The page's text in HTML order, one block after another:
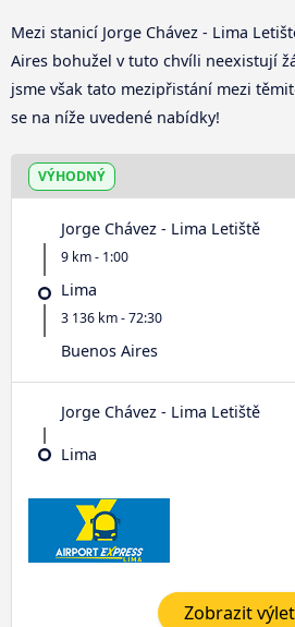
Mezi stanicí Jorge Chávez - Lima
Aires bohužel v tuto chvíli neexistují
jsme však tato mezipřistání mezi
se na níže uvedené nabídky!
VÝHODNÝ
Jorge Chávez - Lima Letiště
9 km - 1:00
Lima
3 136 km - 72:30
Buenos Aires
Jorge Chávez - Lima Letiště
Lima
Zobrazit